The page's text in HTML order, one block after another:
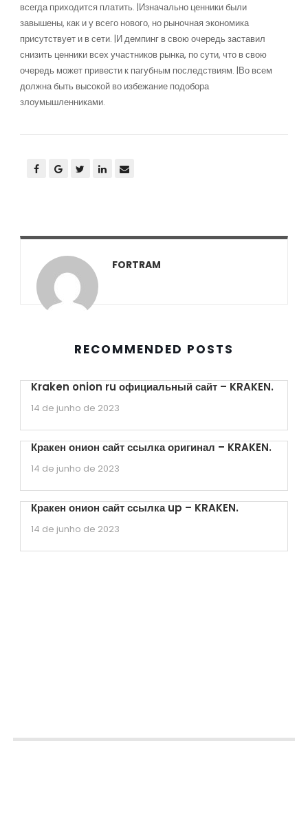
всегда приходится платить. |Изначально ценники были
завышены, как и у всего нового, но рыночная экономика
присутствует и в сети. |И демпинг в свою очередь заставил
снизить ценники всех участников рынка, по сути, что в свою
очередь может привести к пагубным последствиям. |Во всем
должна быть высокой во избежание подобора
злоумышленниками.
FORTRAM
RECOMMENDED POSTS
Kraken onion ru официальный сайт – KRAKEN.
14 de junho de 2023
Кракен онион сайт ссылка оригинал – KRAKEN.
14 de junho de 2023
Кракен онион сайт ссылка up – KRAKEN.
14 de junho de 2023